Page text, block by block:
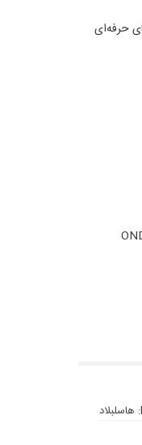
حرفه‌ای
بررسی Hasselblad X2D II 100C: هاسلبلاد